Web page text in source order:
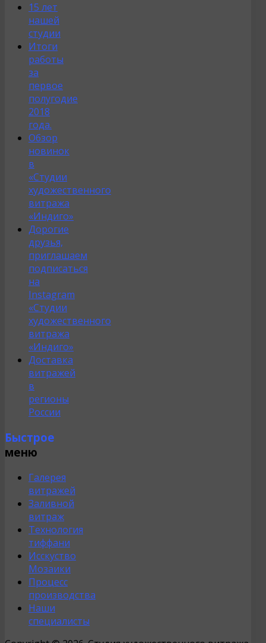
15 лет
нашей
студии
Итоги
работы
за
первое
полугодие
2018
года.
Обзор
новинок
в
«Студии
художественного
витража
«Индиго»
Дорогие
друзья,
приглашаем
подписаться
на
Instagram
«Студии
художественного
витража
«Индиго»
Доставка
витражей
в
регионы
России
Быстрое
меню
Галерея
витражей
Заливной
витраж
Технология
тиффани
Исскуство
Мозаики
Процесс
производства
Наши
специалисты